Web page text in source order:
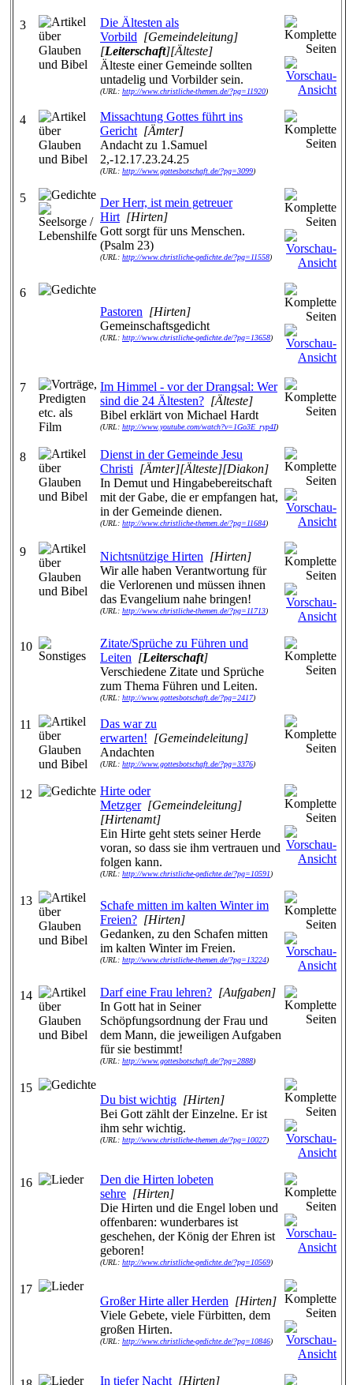
3
Die Ältesten als
Vorbild [Gemeindeleitung]
[Leiterschaft][Älteste]
Älteste einer Gemeinde sollten
untadelig und Vorbilder sein.
(URL: http://www.christliche-themen.de/?pg=11920)
4
Missachtung Gottes führt ins
Gericht [Ämter]
Andacht zu 1.Samuel
2,-12.17.23.24.25
(URL: http://www.gottesbotschaft.de/?pg=3099)
5
Der Herr, ist mein getreuer
Hirt [Hirten]
Gott sorgt für uns Menschen.
(Psalm 23)
(URL: http://www.christliche-gedichte.de/?pg=11558)
6
Pastoren [Hirten]
Gemeinschaftsgedicht
(URL: http://www.christliche-gedichte.de/?pg=13658)
7
Im Himmel - vor der Drangsal: Wer
sind die 24 Ältesten? [Älteste]
Bibel erklärt von Michael Hardt
(URL: http://www.youtube.com/watch?v=1Go3E_ryp4I)
8
Dienst in der Gemeinde Jesu
Christi [Ämter][Älteste][Diakon]
In Demut und Hingabebereitschaft
mit der Gabe, die er empfangen hat,
in der Gemeinde dienen.
(URL: http://www.christliche-themen.de/?pg=11684)
9 Nichtsnützige Hirten [Hirten]
Wir alle haben Verantwortung für
die Verlorenen und müssen ihnen
das Evangelium nahe bringen!
(URL: http://www.christliche-themen.de/?pg=11713)
10
Zitate/Sprüche zu Führen und
Leiten [Leiterschaft]
Verschiedene Zitate und Sprüche
zum Thema Führen und Leiten.
(URL: http://www.gottesbotschaft.de/?pg=2417)
11
Das war zu
erwarten! [Gemeindeleitung]
Andachten
(URL: http://www.gottesbotschaft.de/?pg=3376)
12
Hirte oder
Metzger [Gemeindeleitung]
[Hirtenamt]
Ein Hirte geht stets seiner Herde
voran, so dass sie ihm vertrauen und
folgen kann.
(URL: http://www.christliche-gedichte.de/?pg=10591)
13
Schafe mitten im kalten Winter im
Freien? [Hirten]
Gedanken, zu den Schafen mitten
im kalten Winter im Freien.
(URL: http://www.christliche-themen.de/?pg=13224)
14 Darf eine Frau lehren? [Aufgaben]
In Gott hat in Seiner
Schöpfungsordnung der Frau und
dem Mann, die jeweiligen Aufgaben
für sie bestimmt!
(URL: http://www.gottesbotschaft.de/?pg=2888)
15
Du bist wichtig [Hirten]
Bei Gott zählt der Einzelne. Er ist
ihm sehr wichtig.
(URL: http://www.christliche-themen.de/?pg=10027)
16
Den die Hirten lobeten
sehre [Hirten]
Die Hirten und die Engel loben und
offenbaren: wunderbares ist
geschehen, der König der Ehren ist
geboren!
(URL: http://www.christliche-gedichte.de/?pg=10569)
17
Großer Hirte aller Herden [Hirten]
Viele Gebete, viele Fürbitten, dem
großen Hirten.
(URL: http://www.christliche-gedichte.de/?pg=10846)
In tiefer Nacht [Hirten]